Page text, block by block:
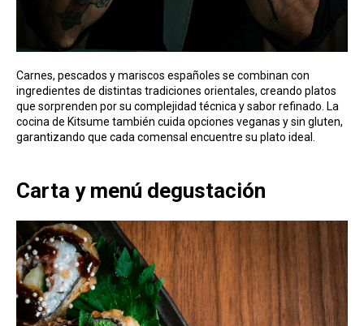
Carnes, pescados y mariscos españoles se combinan con
ingredientes de distintas tradiciones orientales, creando platos
que sorprenden por su complejidad técnica y sabor refinado. La
cocina de Kitsume también cuida opciones veganas y sin gluten,
garantizando que cada comensal encuentre su plato ideal.
Carta y menú degustación